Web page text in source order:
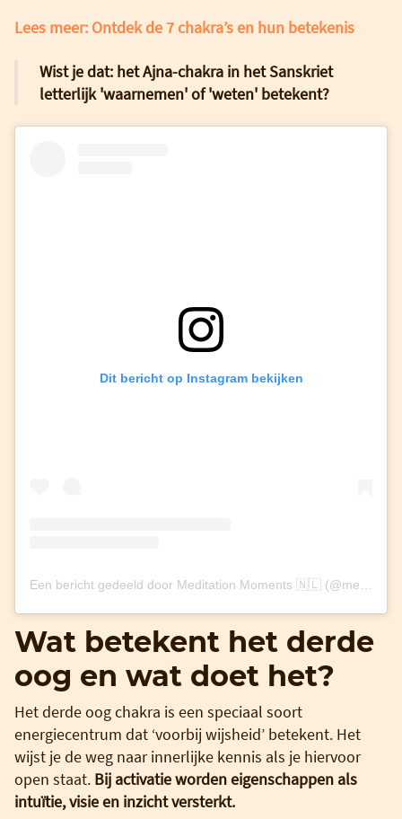
Lees meer: Ontdek de 7 chakra’s en hun betekenis
Wist je dat: het Ajna-chakra in het Sanskriet
letterlijk 'waarnemen' of 'weten' betekent?
Dit bericht op Instagram bekijken
Wat betekent het derde
oog en wat doet het?
Het derde oog chakra is een speciaal soort
energiecentrum dat ‘voorbij wijsheid’ betekent. Het
wijst je de weg naar innerlijke kennis als je hiervoor
open staat. Bij activatie worden eigenschappen als
intuïtie, visie en inzicht versterkt.